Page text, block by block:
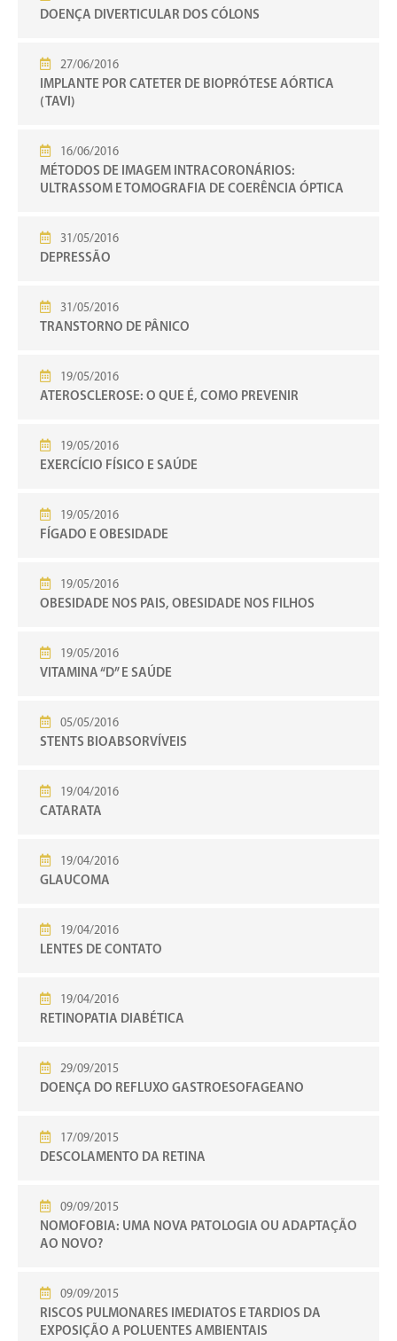
DOENÇA DIVERTICULAR DOS CÓLONS
27/06/2016
IMPLANTE POR CATETER DE BIOPRÓTESE AÓRTICA
(TAVI)
16/06/2016
MÉTODOS DE IMAGEM INTRACORONÁRIOS:
ULTRASSOM E TOMOGRAFIA DE COERÊNCIA ÓPTICA
31/05/2016
DEPRESSÃO
31/05/2016
TRANSTORNO DE PÂNICO
19/05/2016
ATEROSCLEROSE: O QUE É, COMO PREVENIR
19/05/2016
EXERCÍCIO FÍSICO E SAÚDE
19/05/2016
FÍGADO E OBESIDADE
19/05/2016
OBESIDADE NOS PAIS, OBESIDADE NOS FILHOS
19/05/2016
VITAMINA “D” E SAÚDE
05/05/2016
STENTS BIOABSORVÍVEIS
19/04/2016
CATARATA
19/04/2016
GLAUCOMA
19/04/2016
LENTES DE CONTATO
19/04/2016
RETINOPATIA DIABÉTICA
29/09/2015
DOENÇA DO REFLUXO GASTROESOFAGEANO
17/09/2015
DESCOLAMENTO DA RETINA
09/09/2015
NOMOFOBIA: UMA NOVA PATOLOGIA OU ADAPTAÇÃO
AO NOVO?
09/09/2015
RISCOS PULMONARES IMEDIATOS E TARDIOS DA
EXPOSIÇÃO A POLUENTES AMBIENTAIS